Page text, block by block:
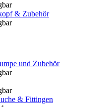
& Zubehör
und Zubehör
& Fittingen